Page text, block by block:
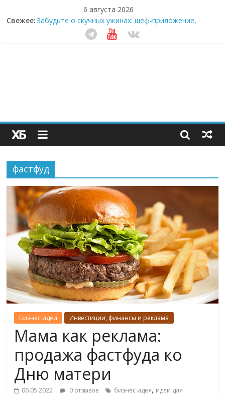
6 августа 2026
Свежее:
Секрет супергидратации: почему кокосовая вода с
пребиотиками становится главным трендом
здорового питания
Как простая наклейка заставляет миллионы людей
не забывать о самом важном креме этим летом
фастфуд
Бизнес идеи Инвестиции, финансы и реклама
Мама как реклама:
продажа фастфуда ко
Дню матери
06.05.2022 0 отзывов бизнес идея, идеи для